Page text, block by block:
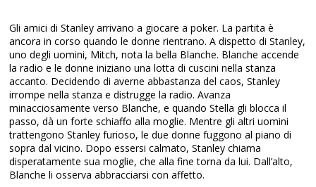
Gli amici di Stanley arrivano a giocare a poker. La partita è
ancora in corso quando le donne rientrano. A dispetto di Stanley,
uno degli uomini, Mitch, nota la bella Blanche. Blanche accende
la radio e le donne iniziano una lotta di cuscini nella stanza
accanto. Decidendo di averne abbastanza del caos, Stanley
irrompe nella stanza e distrugge la radio. Avanza
minacciosamente verso Blanche, e quando Stella gli blocca il
passo, dà un forte schiaffo alla moglie. Mentre gli altri uomini
trattengono Stanley furioso, le due donne fuggono al piano di
sopra dal vicino. Dopo essersi calmato, Stanley chiama
disperatamente sua moglie, che alla fine torna da lui. Dall’alto,
Blanche li osserva abbracciarsi con affetto.